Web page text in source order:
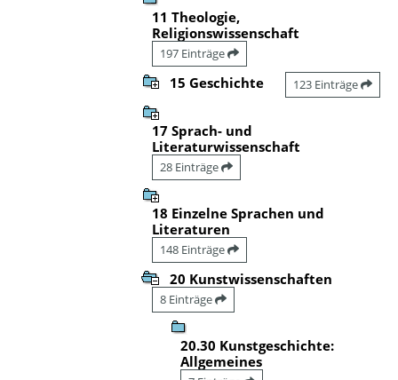
11 Theologie,
Religionswissenschaft
197 Einträge
15 Geschichte 123 Einträge
17 Sprach- und
Literaturwissenschaft
28 Einträge
18 Einzelne Sprachen und
Literaturen
148 Einträge
20 Kunstwissenschaften
8 Einträge
20.30 Kunstgeschichte:
Allgemeines